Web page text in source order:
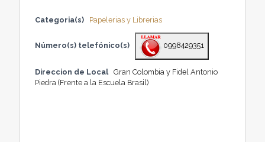
Categoria(s) Papelerias y Librerias
Número(s) telefónico(s) 0998429351
Direccion de Local
Gran Colombia y Fidel Antonio
Piedra (Frente a la Escuela Brasil)